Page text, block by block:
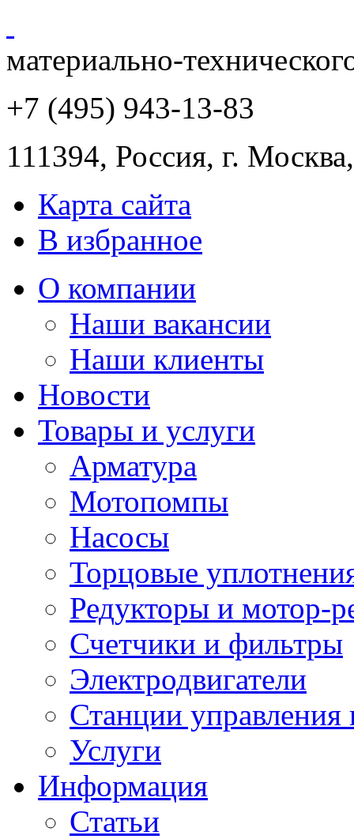
материально-
+7 (495) 943-13-83
111394, Россия, г. Москва
Карта сайта
В избранное
О компании
Наши вакансии
Наши клиенты
Новости
Товары и услуги
Арматура
Мотопомпы
Насосы
Торцовые
Редукторы и мотор-
Счетчики и фильтры
Электродвигатели
Станции управления
Услуги
Информация
Статьи